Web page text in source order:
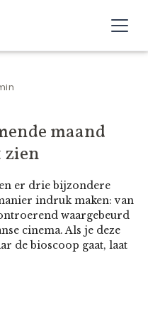
maand
zien
er drie bijzondere
indruk maken: van
waargebeurd
cinema. Als je deze
de bioscoop gaat, laat